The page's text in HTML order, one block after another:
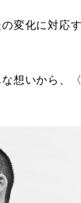
変化に対応
想いから、